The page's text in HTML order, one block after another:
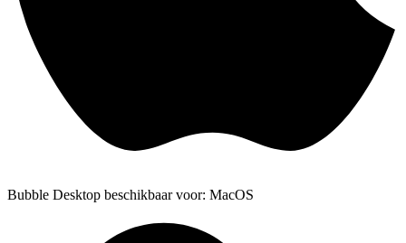
Bubble Desktop beschikbaar voor: MacOS